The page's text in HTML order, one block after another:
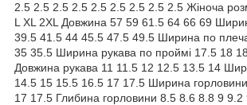
2.5 2.5 2.5 2.5 2.5 2.5 2.5 2.5 2.5 Жіноча
L XL 2XL Довжина 57 59 61.5 64 66 69
39.5 41.5 44 45.5 47.5 49.5 Ширина по
35 35.5 Ширина рукава по проймі 17.5 18
Довжина рукава 11 11.5 12 12.5 13.5 14
14.5 15 15.5 16.5 17 17.5 Ширина
17 17.5 Глибина горловини 8.5 8.6 8.8 9